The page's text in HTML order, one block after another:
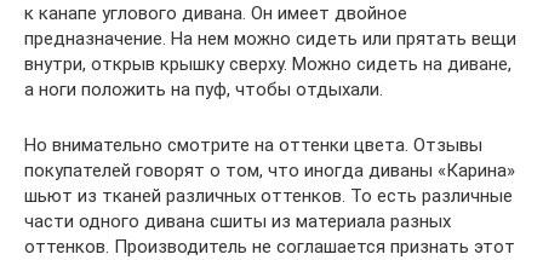
к канапе углового дивана. Он имеет двойное
предназначение. На нем можно сидеть или прятать вещи
внутри, открыв крышку сверху. Можно сидеть на диване,
а ноги положить на пуф, чтобы отдыхали.
Но внимательно смотрите на оттенки цвета. Отзывы
покупателей говорят о том, что иногда диваны «Карина»
шьют из тканей различных оттенков. То есть различные
части одного дивана сшиты из материала разных
оттенков. Производитель не соглашается признать этот